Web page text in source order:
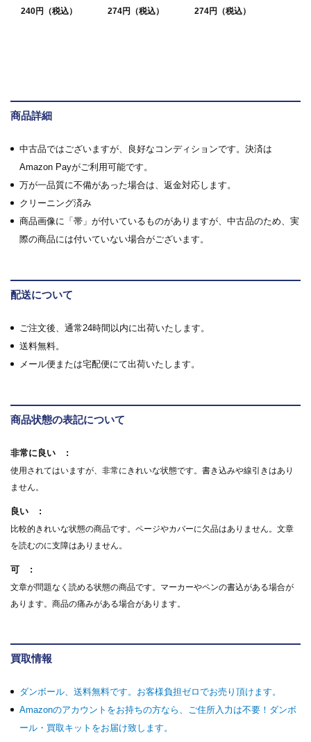
240円（税込） 274円（税込） 274円（税込）
商品詳細
中古品ではございますが、良好なコンディションです。決済は
Amazon Payがご利用可能です。
万が一品質に不備があった場合は、返金対応します。
クリーニング済み
商品画像に「帯」が付いているものがありますが、中古品のため、実
際の商品には付いていない場合がございます。
配送について
ご注文後、通常24時間以内に出荷いたします。
送料無料。
メール便または宅配便にて出荷いたします。
商品状態の表記について
非常に良い
使用されてはいますが、非常にきれいな状態です。書き込みや線引きはあり
ません。
良い
比較的きれいな状態の商品です。ページやカバーに欠品はありません。文章
を読むのに支障はありません。
可
文章が問題なく読める状態の商品です。マーカーやペンの書込がある場合が
あります。商品の痛みがある場合があります。
買取情報
ダンボール、送料無料です。お客様負担ゼロでお売り頂けます。
Amazonのアカウントをお持ちの方なら、ご住所入力は不要！ダンボ
ール・買取キットをお届け致します。